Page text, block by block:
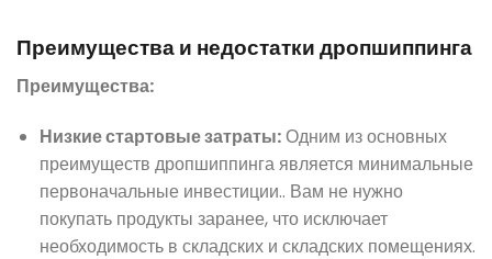
Преимущества и недостатки дропшиппинга
Преимущества:
Низкие стартовые затраты:Одним из основных
преимуществ дропшиппинга является минимальные
первоначальные инвестиции.. Вам не нужно
покупать продукты заранее, что исключает
необходимость в складских и складских помещениях.